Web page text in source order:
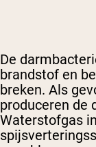
De
brandstof en
breken. Als
produceren de
Waterstofgas